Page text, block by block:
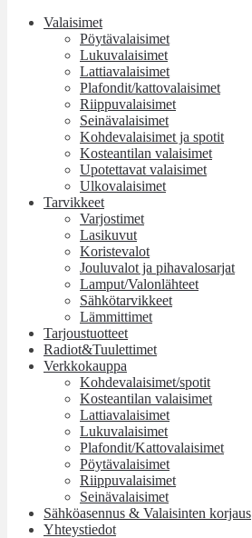
Valaisimet
Pöytävalaisimet
Lukuvalaisimet
Lattiavalaisimet
Plafondit/kattovalaisimet
Riippuvalaisimet
Seinävalaisimet
Kohdevalaisimet ja spotit
Kosteantilan valaisimet
Upotettavat valaisimet
Ulkovalaisimet
Tarvikkeet
Varjostimet
Lasikuvut
Koristevalot
Jouluvalot ja pihavalosarjat
Lamput/Valonlähteet
Sähkötarvikkeet
Lämmittimet
Tarjoustuotteet
Radiot&Tuulettimet
Verkkokauppa
Kohdevalaisimet/spotit
Kosteantilan valaisimet
Lattiavalaisimet
Lukuvalaisimet
Plafondit/Kattovalaisimet
Pöytävalaisimet
Riippuvalaisimet
Seinävalaisimet
Sähköasennus & Valaisinten korjaus
Yhteystiedot